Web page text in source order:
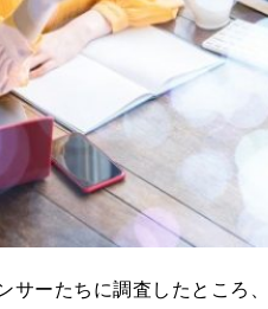
サーたちに調査したところ